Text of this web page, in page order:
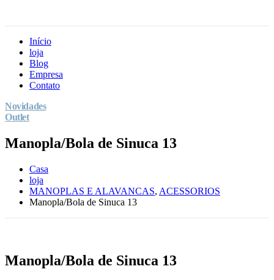
Início
loja
Blog
Empresa
Contato
Novidades
Outlet
Manopla/Bola de Sinuca 13
Casa
loja
MANOPLAS E ALAVANCAS, ACESSORIOS
Manopla/Bola de Sinuca 13
Manopla/Bola de Sinuca 13